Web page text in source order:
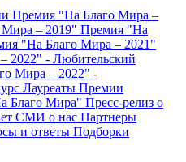
Премия "На Благо Мира –
– 2019" Премия "На
"На Благо Мира – 2021"
2022" - Любительский
Мира – 2022" -
Лауреаты Премии
Благо Мира" Пресс-релиз о
СМИ о нас Партнеры
и ответы Подборки